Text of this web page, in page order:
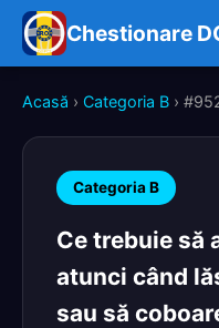
Chestionare
Acasă › Categoria B ›
Categoria B
Ce trebuie să
atunci când
sau să